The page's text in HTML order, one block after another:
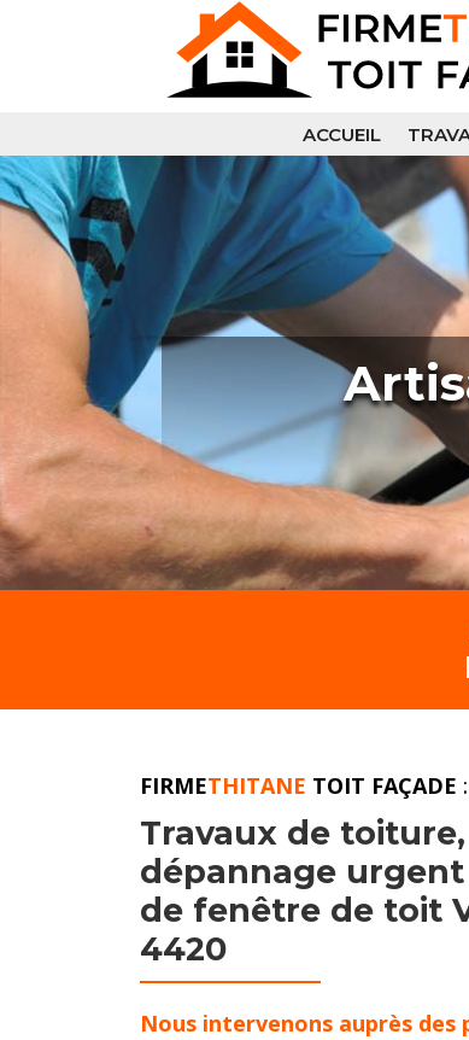
ACCUEIL
FIRMETHITANE TOIT FAÇADE
Travaux de toiture,
dépannage
de fenêtre de toit
4420
Nous intervenons auprès des